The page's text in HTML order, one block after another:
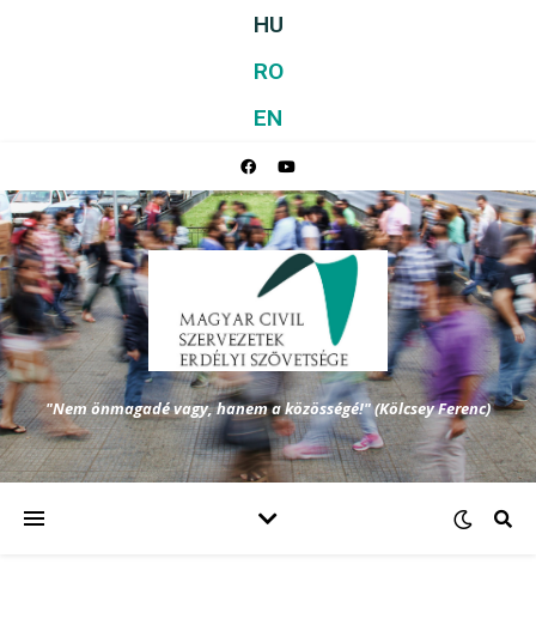
HU
RO
EN
"Nem önmagadé vagy, hanem a közösségé!" (Kölcsey Ferenc)